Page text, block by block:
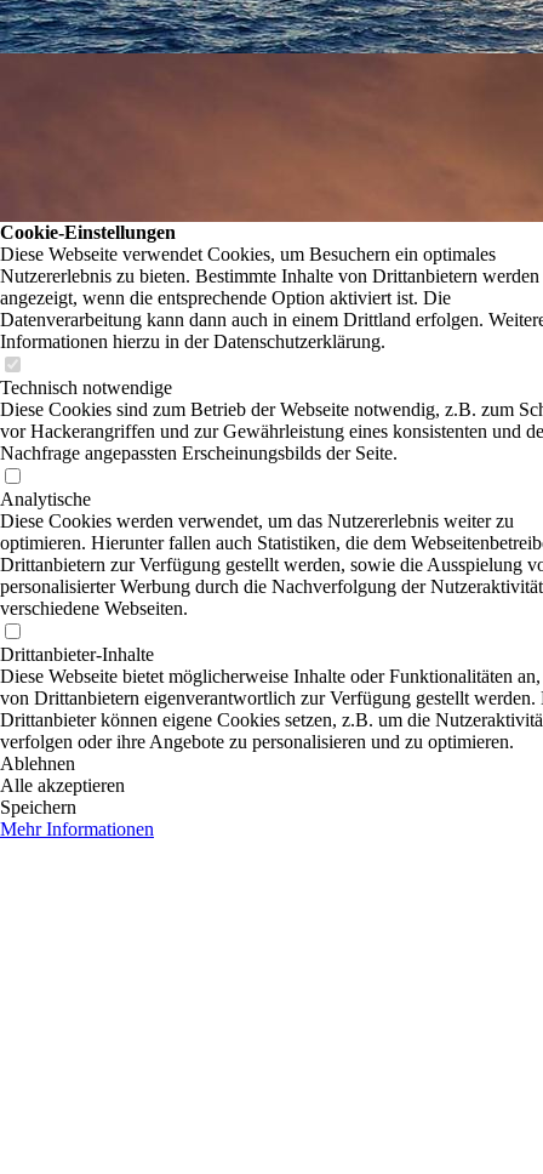
Cookie-Einstellungen
Diese Webseite verwendet Cookies, um Besuchern ein optimales
Nutzererlebnis zu bieten. Bestimmte Inhalte von Drittanbietern
angezeigt, wenn die entsprechende Option aktiviert ist. Die
Datenverarbeitung kann dann auch in einem Drittland erfolgen.
Informationen hierzu in der Datenschutzerklärung.
Technisch notwendige
Diese Cookies sind zum Betrieb der Webseite notwendig, z.B. zum
vor Hackerangriffen und zur Gewährleistung eines konsistenten und
Nachfrage angepassten Erscheinungsbilds der Seite.
Analytische
Diese Cookies werden verwendet, um das Nutzererlebnis weiter zu
optimieren. Hierunter fallen auch Statistiken, die dem
Drittanbietern zur Verfügung gestellt werden, sowie die Ausspielung
personalisierter Werbung durch die Nachverfolgung der
verschiedene Webseiten.
Drittanbieter-Inhalte
Diese Webseite bietet möglicherweise Inhalte oder Funktionalitäten
von Drittanbietern eigenverantwortlich zur Verfügung gestellt werden.
Drittanbieter können eigene Cookies setzen, z.B. um die
verfolgen oder ihre Angebote zu personalisieren und zu optimieren.
Ablehnen
Alle akzeptieren
Speichern
Mehr Informationen